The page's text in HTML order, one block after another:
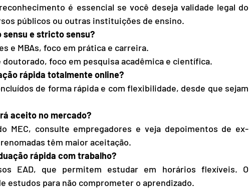
é essencial se você deseja validade legal do
públicos ou outras instituições de ensino.
sensu e stricto sensu?
e MBAs, foco em prática e carreira.
doutorado, foco em pesquisa acadêmica e científica.
rápida totalmente online?
de forma rápida e com flexibilidade, desde que sejam
aceito no mercado?
MEC, consulte empregadores e veja depoimentos de ex-
têm maior aceitação.
rápida com trabalho?
EAD, que permitem estudar em horários flexíveis. O
estudos para não comprometer o aprendizado.